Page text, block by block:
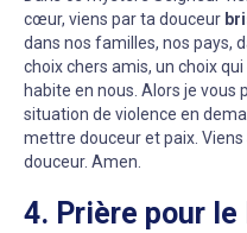
cœur, viens par ta douceur
dans nos familles, nos pays,
choix chers amis, un choix
habite en nous. Alors je vous
situation de violence en
mettre douceur et paix.
douceur. Amen.
4. Prière pour le